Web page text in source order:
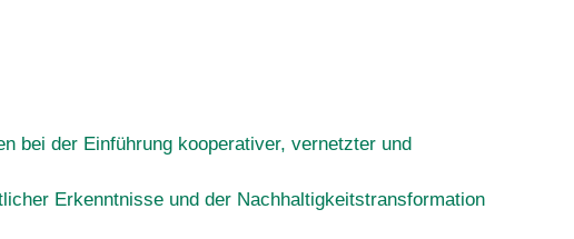
bei der Einführung kooperativer, vernetzter und
Erkenntnisse und der Nachhaltigkeitstransformation